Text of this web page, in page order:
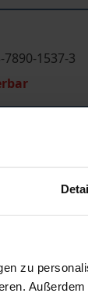
zu
7890-1537-3